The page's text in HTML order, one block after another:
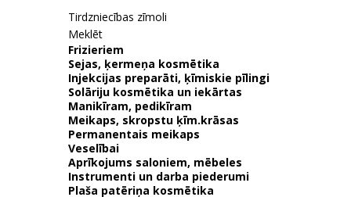
Tirdzniecības zīmoli
Meklēt
Frizieriem
Sejas, ķermeņa kosmētika
Injekcijas preparāti, ķīmiskie pīlingi
Solāriju kosmētika un iekārtas
Manikīram, pedikīram
Meikaps, skropstu ķīm.krāsas
Permanentais meikaps
Veselībai
Aprīkojums saloniem, mēbeles
Instrumenti un darba piederumi
Plaša patēriņa kosmētika